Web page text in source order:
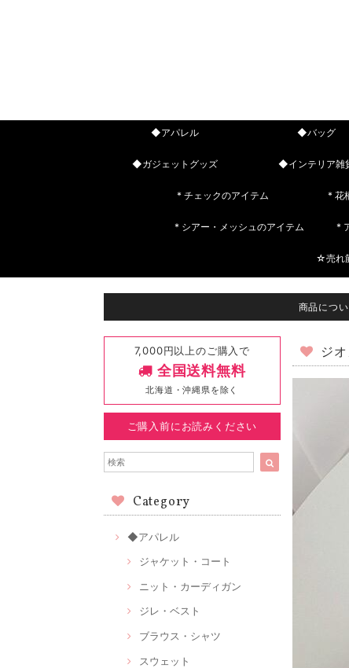
◆アパレル ◆バッグ
◆ガジェットグッズ ◆インテリア雑
* チェックのアイテム * 花
* シアー・メッシュのアイテム *
☆売れ
商品につ
7,000円以上のご購入で
全国送料無料
北海道・沖縄県を除く
ご購入前にお読みください
Category
◆アパレル
ジャケット・コート
ニット・カーディガン
ジレ・ベスト
ブラウス・シャツ
スウェット
ジ